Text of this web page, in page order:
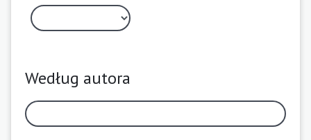
Według autora